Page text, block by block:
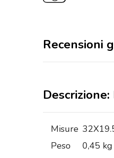
Recensioni
Misure
Peso
0,45 kg